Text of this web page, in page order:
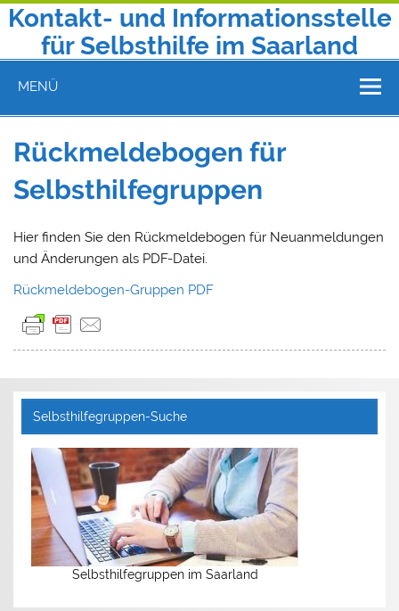
Zum
Inhalt
springen
Kontakt- und Informationsstelle
für Selbsthilfe im Saarland
MENÜ
Rückmeldebogen für
Selbsthilfegruppen
Hier finden Sie den Rückmeldebogen für Neuanmeldungen
und Änderungen als PDF-Datei.
Rückmeldebogen-Gruppen PDF
Selbsthilfegruppen-Suche
Selbsthilfegruppen im Saarland